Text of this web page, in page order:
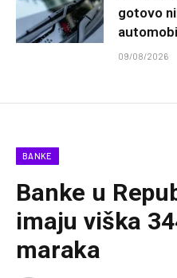
gotovo
09/08/2026
BANKE
Banke u
imaju viška
maraka